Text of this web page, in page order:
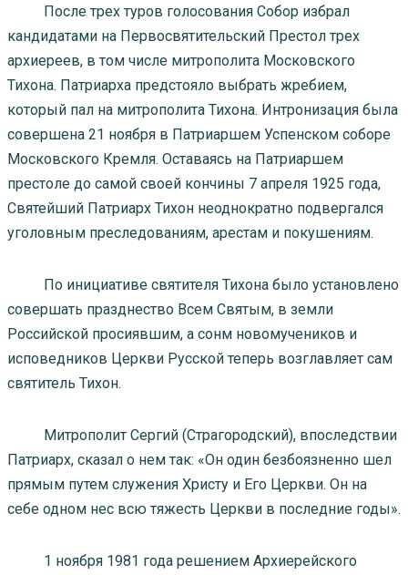
После трех туров голосования Собор избрал
кандидатами на Первосвятительский Престол трех
архиереев, в том числе митрополита Московского
Тихона. Патриарха предстояло выбрать жребием,
который пал на митрополита Тихона. Интронизация была
совершена 21 ноября в Патриаршем Успенском соборе
Московского Кремля. Оставаясь на Патриаршем
престоле до самой своей кончины 7 апреля 1925 года,
Святейший Патриарх Тихон неоднократно подвергался
уголовным преследованиям, арестам и покушениям.
По инициативе святителя Тихона было установлено
совершать празднество Всем Святым, в земли
Российской просиявшим, а сонм новомучеников и
исповедников Церкви Русской теперь возглавляет сам
святитель Тихон.
Митрополит Сергий (Страгородский), впоследствии
Патриарх, сказал о нем так: «Он один безбоязненно шел
прямым путем служения Христу и Его Церкви. Он на
себе одном нес всю тяжесть Церкви в последние годы».
1 ноября 1981 года решением Архиерейского